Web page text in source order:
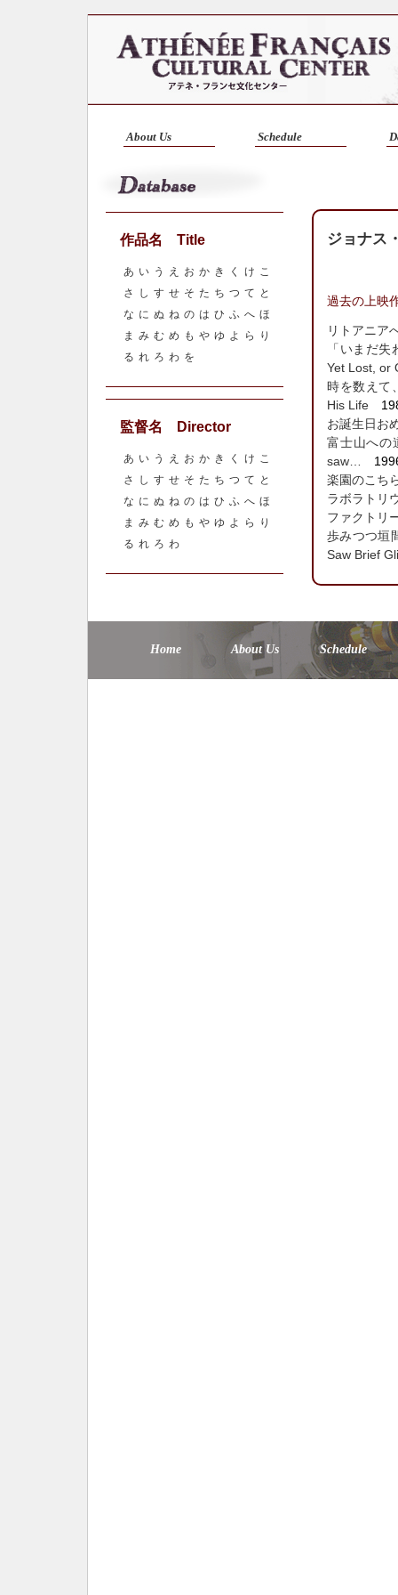
About Us Schedule
作品名 Title
あ い う え お か き く け
こ
さ
し す せ そ た ち つ て と
な に ぬ ね の は ひ ふ へ ほ
ま み む め も や ゆ よ ら
り
る れ ろ わ を
監督名 Director
あ い う え お か き く け
こ
さ
し す せ そ た ち つ て と
な に ぬ ね の は ひ ふ へ ほ
ま み む め も や ゆ よ ら
り
る れ ろ わ
ジョナス
過去の上映
リトアニア
「いまだ
Yet Lost, or
時を数えて
His Life
お誕生日お
富士山へ
saw…
楽園のこち
ラボラトリ
ファクトリ
歩みつつ垣
Saw Brief
Home About Us Schedule